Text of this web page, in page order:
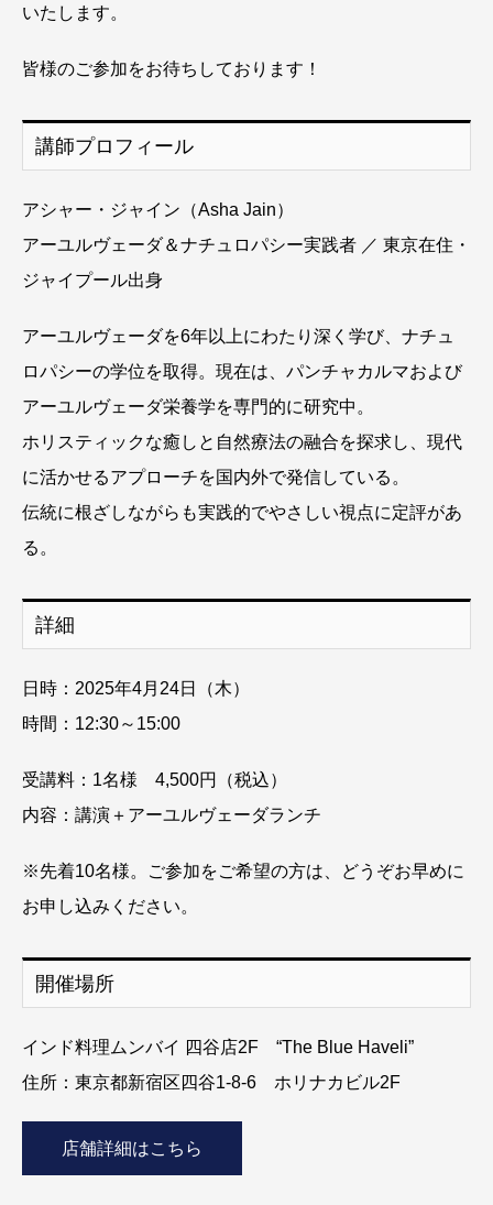
いたします。
皆様のご参加をお待ちしております！
講師プロフィール
アシャー・ジャイン（Asha Jain）
アーユルヴェーダ＆ナチュロパシー実践者 ／ 東京在住・
ジャイプール出身
アーユルヴェーダを6年以上にわたり深く学び、ナチュ
ロパシーの学位を取得。現在は、パンチャカルマおよび
アーユルヴェーダ栄養学を専門的に研究中。
ホリスティックな癒しと自然療法の融合を探求し、現代
に活かせるアプローチを国内外で発信している。
伝統に根ざしながらも実践的でやさしい視点に定評があ
る。
詳細
日時：2025年4月24日（木）
時間：12:30～15:00
受講料：1名様 4,500円（税込）
内容：講演＋アーユルヴェーダランチ
※先着10名様。ご参加をご希望の方は、
どうぞお早めに
お申し込みください。
開催場所
インド料理ムンバイ 四谷店2F “The Blue Haveli”
住所：東京都新宿区四谷1-8-6 ホリナカビル2F
店舗詳細はこちら